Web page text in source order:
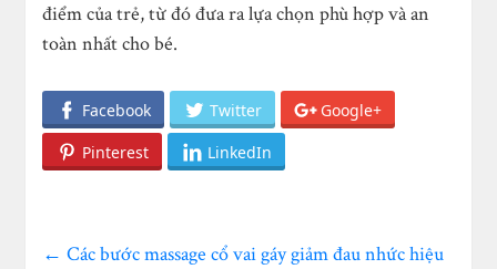
điểm của trẻ, từ đó đưa ra lựa chọn phù hợp và an
toàn nhất cho bé.
Facebook Twitter
Google+
Pinterest
LinkedIn
← Các bước massage cổ vai gáy giảm đau nhức hiệu